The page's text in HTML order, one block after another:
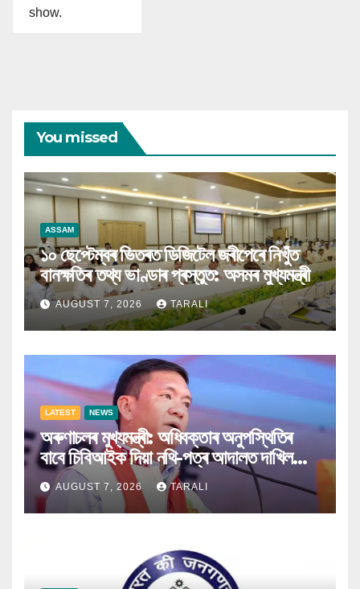
show.
You missed
ASSAM
১০ ছেপ্টেম্বৰ ভিতৰত ডিজিটেল জৰীপেৰে নিখুঁত
বানক্ষতিৰ তথ্য ভাণ্ডাৰ প্ৰস্তুত: অসমৰ মুখ্যমন্ত্ৰী
AUGUST 7, 2026 TARALI
LATEST NEWS
অৰুণাচলৰ মুখ্যমন্ত্ৰী: অধিবক্তাৰ অনুপস্থিতিৰ
বাবে চিবিআইক দিয়া নথি-পত্ৰ আদালত দাখিল
কৰিব পৰা নগ’ল
AUGUST 7, 2026 TARALI